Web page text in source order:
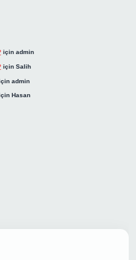
için admin
için Salih
admin
Hasan